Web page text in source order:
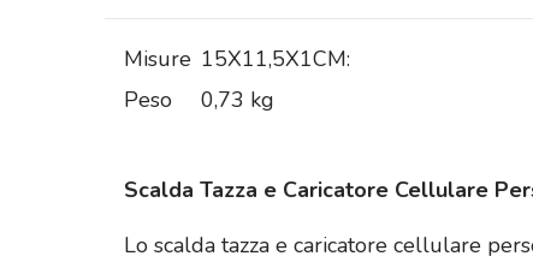
Misure 15X11,5X1CM:
Peso
0,73 kg
Scalda Tazza e Caricatore Cellulare
Lo scalda tazza e caricatore cellulare